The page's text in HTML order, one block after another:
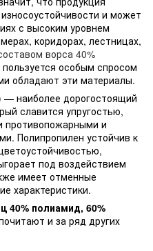
и может
с высоким уровнем
коридорах, лестницах,
ворса 40%
пользуется особым спросом
обладают эти материалы.
— наиболее дорогостоящий
славится упругостью,
противопожарными и
Полипропилен устойчив к
под воздействием
имеет отменные
характеристики.
40% полиамид, 60%
и за ряд других